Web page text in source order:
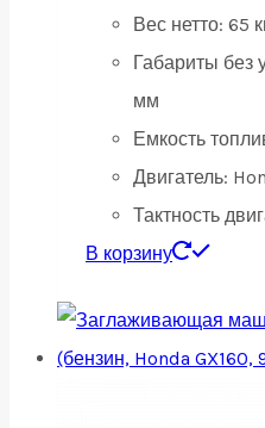
Вес нетто: 65
Габариты без
мм
Емкость
Двигатель:
Тактность
В корзину